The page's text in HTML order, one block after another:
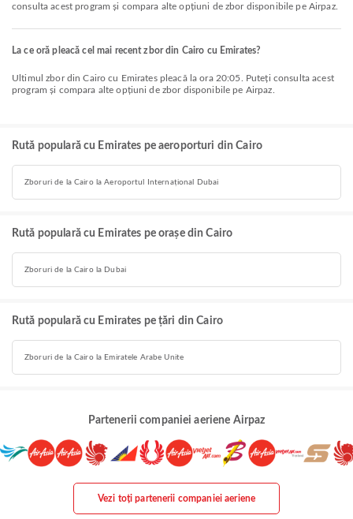
consulta acest program și compara alte opțiuni de zbor disponibile pe Airpaz.
La ce oră pleacă cel mai recent zbor din Cairo cu Emirates?
Ultimul zbor din Cairo cu Emirates pleacă la ora 20:05. Puteți consulta acest
program și compara alte opțiuni de zbor disponibile pe Airpaz.
Rută populară cu Emirates pe aeroporturi din Cairo
Zboruri de la Cairo la Aeroportul Internațional Dubai
Rută populară cu Emirates pe orașe din Cairo
Zboruri de la Cairo la Dubai
Rută populară cu Emirates pe țări din Cairo
Zboruri de la Cairo la Emiratele Arabe Unite
Partenerii companiei aeriene Airpaz
Vezi toți partenerii companiei aeriene